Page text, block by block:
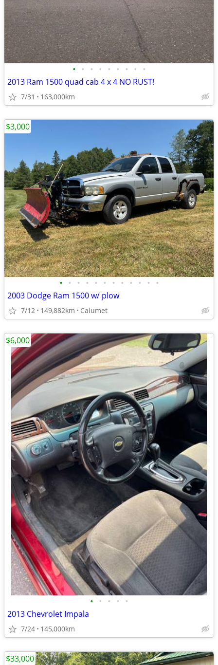
• • • • • • • • •
2013 Ram 1500 quad cab 4 x 4 NO RUST!
7/31 163,000km
• • • • • • • • • • • •
2003 Dodge Ram 1500 w/ plow
7/12 149,882km Calumet
$3,000
• • • • •
2013 Chevrolet Impala
7/24 145,000km
$6,000
$33,000